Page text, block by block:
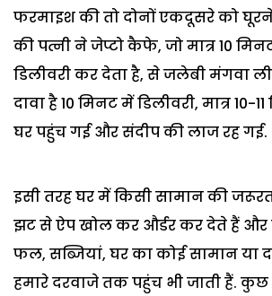
फरमाइश की तो दोनों एकदूसरे को
की पत्नी ने जेप्टो कैफे, जो मात्र 10
डिलीवरी कर देता है, से जलेबी मंगवा
दावा है 10 मिनट में डिलीवरी, मात्र 10-
घर पहुंच गई और संदीप की लाज रह गई.
इसी तरह घर में किसी सामान की
झट से ऐप खोल कर और्डर कर देते हैं और
फल, सब्जियां, घर का कोई सामान या
हमारे दरवाजे तक पहुंच भी जाती हैं. कुछ